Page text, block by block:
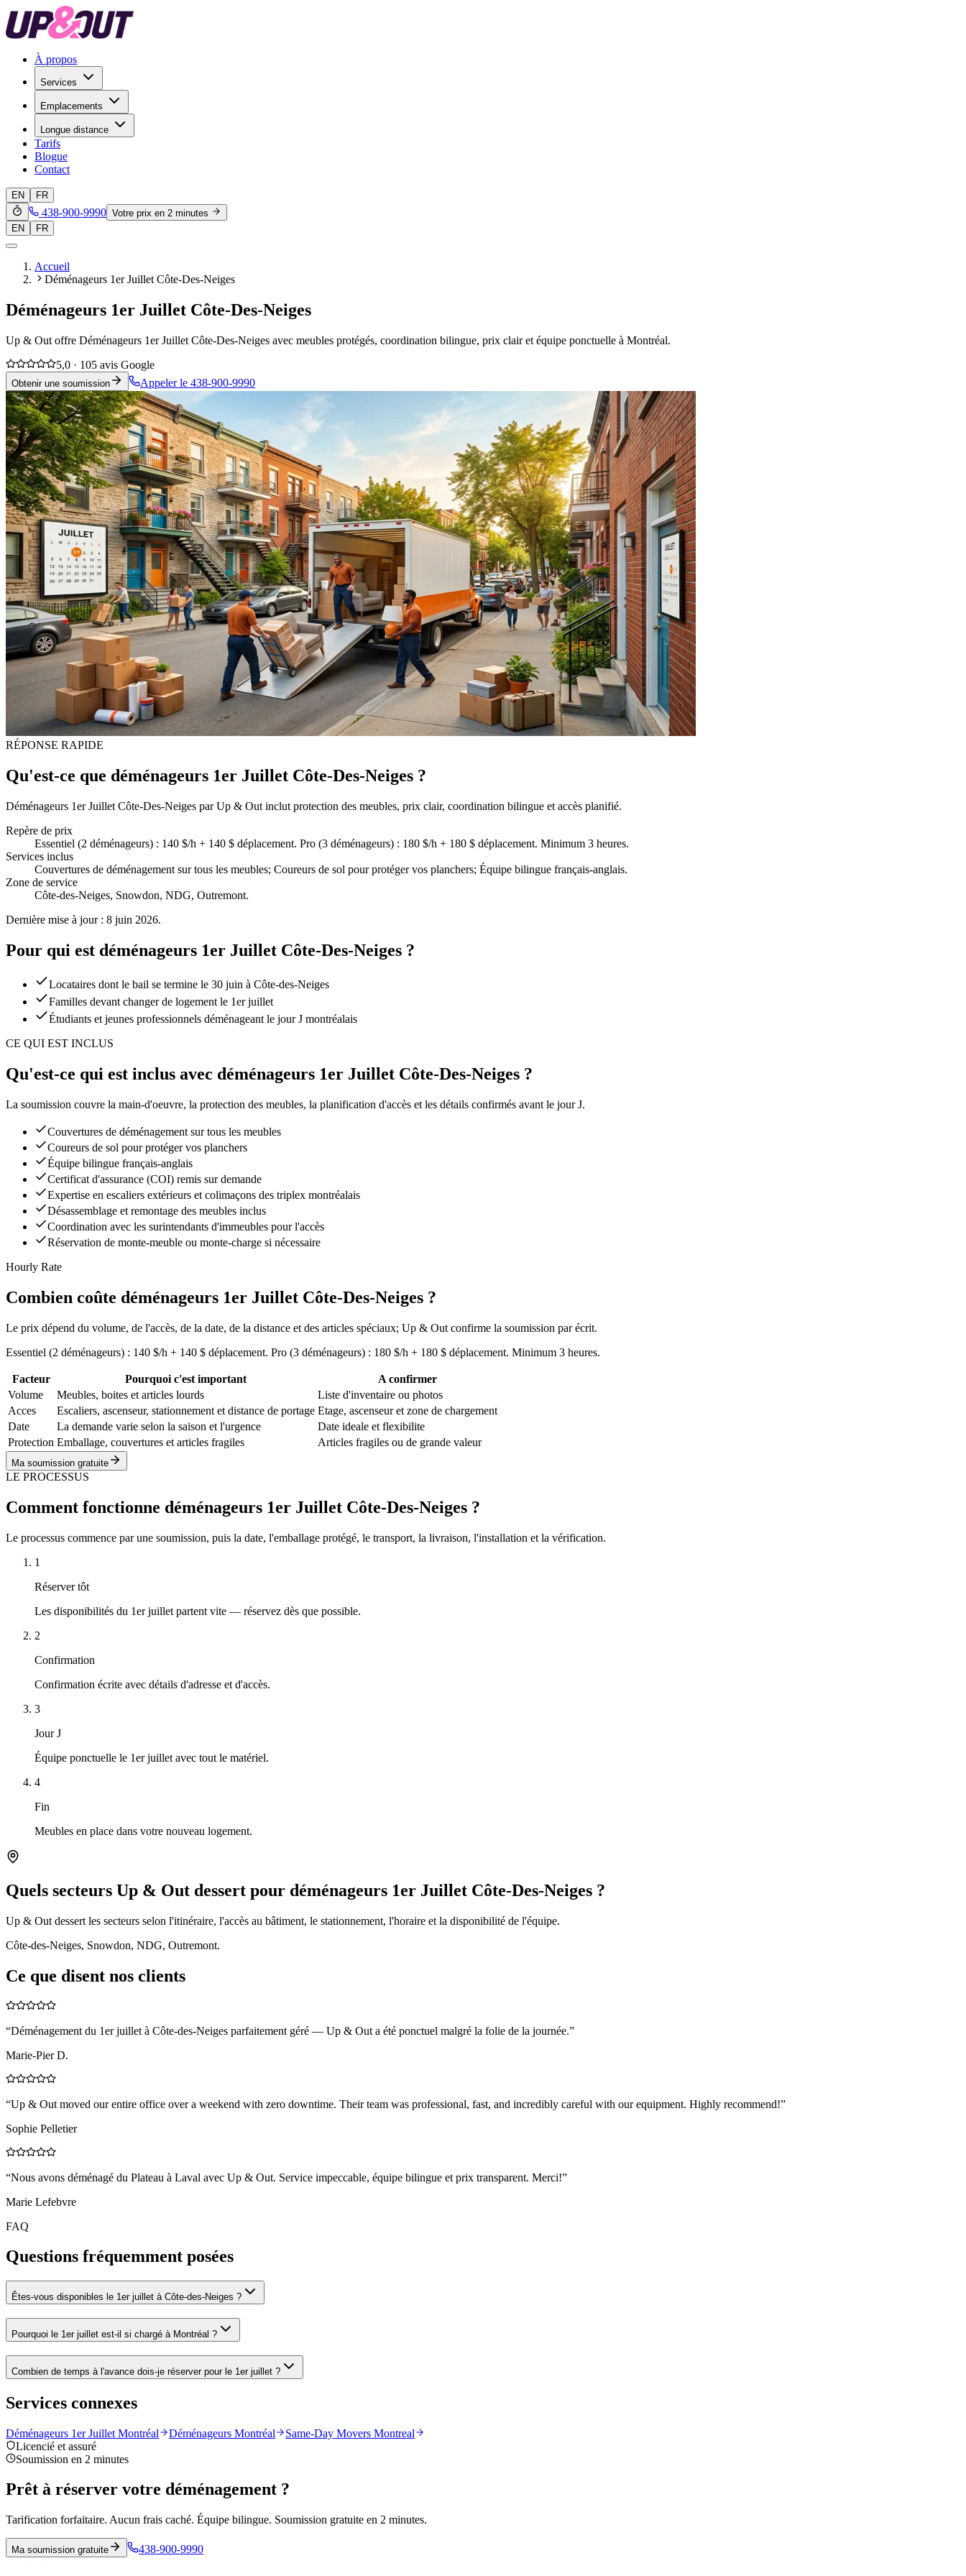
À propos
Services
Emplacements
Longue distance
Tarifs
Blogue
Contact
EN FR
438-900-9990 Votre prix en 2 minutes
EN
FR
Accueil
Déménageurs 1er Juillet Côte-Des-Neiges
Déménageurs 1er Juillet Côte-Des-Neiges
Up & Out offre Déménageurs 1er Juillet Côte-Des-Neiges avec meubles protégés, coordination bilingue, prix clair et équipe ponctuelle à Montréal.
5,0 · 105 avis Google
Obtenir une soumission Appeler le 438-900-9990
RÉPONSE RAPIDE
Qu'est-ce que déménageurs 1er Juillet Côte-Des-Neiges ?
Déménageurs 1er Juillet Côte-Des-Neiges par Up & Out inclut protection des meubles, prix clair, coordination bilingue et accès planifié.
Repère de prix
Essentiel (2 déménageurs) : 140 $/h + 140 $ déplacement. Pro (3 déménageurs) : 180 $/h + 180 $ déplacement. Minimum 3 heures.
Services inclus
Couvertures de déménagement sur tous les meubles; Coureurs de sol pour protéger vos planchers; Équipe bilingue français-anglais.
Zone de service
Côte-des-Neiges, Snowdon, NDG, Outremont.
Dernière mise à jour : 8 juin 2026.
Pour qui est déménageurs 1er Juillet Côte-Des-Neiges ?
Locataires dont le bail se termine le 30 juin à Côte-des-Neiges
Familles devant changer de logement le 1er juillet
Étudiants et jeunes professionnels déménageant le jour J montréalais
CE QUI EST INCLUS
Qu'est-ce qui est inclus avec déménageurs 1er Juillet Côte-Des-Neiges ?
La soumission couvre la main-d'oeuvre, la protection des meubles, la planification d'accès et les détails confirmés avant le jour J.
Couvertures de déménagement sur tous les meubles
Coureurs de sol pour protéger vos planchers
Équipe bilingue français-anglais
Certificat d'assurance (COI) remis sur demande
Expertise en escaliers extérieurs et colimaçons des triplex montréalais
Désassemblage et remontage des meubles inclus
Coordination avec les surintendants d'immeubles pour l'accès
Réservation de monte-meuble ou monte-charge si nécessaire
Hourly Rate
Combien coûte déménageurs 1er Juillet Côte-Des-Neiges ?
Le prix dépend du volume, de l'accès, de la date, de la distance et des articles spéciaux; Up & Out confirme la soumission par écrit.
Essentiel (2 déménageurs) : 140 $/h + 140 $ déplacement. Pro (3 déménageurs) : 180 $/h + 180 $ déplacement. Minimum 3 heures.
Facteur Pourquoi c'est important
A confirmer
Volume
Meubles, boites et articles lourds
Liste d'inventaire ou photos
Acces
Escaliers, ascenseur, stationnement et distance de portage Etage, ascenseur et zone de chargement
Date
La demande varie selon la saison et l'urgence
Date ideale et flexibilite
Protection Emballage, couvertures et articles fragiles Articles fragiles ou de grande valeur
Ma soumission gratuite
LE PROCESSUS
Comment fonctionne déménageurs 1er Juillet Côte-Des-Neiges ?
Le processus commence par une soumission, puis la date, l'emballage protégé, le transport, la livraison, l'installation et la vérification.
1
Réserver tôt
Les disponibilités du 1er juillet partent vite — réservez dès que possible.
2
Confirmation
Confirmation écrite avec détails d'adresse et d'accès.
3
Jour J
Équipe ponctuelle le 1er juillet avec tout le matériel.
4
Fin
Meubles en place dans votre nouveau logement.
Quels secteurs Up & Out dessert pour déménageurs 1er Juillet Côte-Des-Neiges ?
Up & Out dessert les secteurs selon l'itinéraire, l'accès au bâtiment, le stationnement, l'horaire et la disponibilité de l'équipe.
Côte-des-Neiges, Snowdon, NDG, Outremont.
Ce que disent nos clients
“Déménagement du 1er juillet à Côte-des-Neiges parfaitement géré — Up & Out a été ponctuel malgré la folie de la journée.”
Marie-Pier D.
“Up & Out moved our entire office over a weekend with zero downtime. Their team was professional, fast, and incredibly careful with our equipment. Highly recommend!”
Sophie Pelletier
“Nous avons déménagé du Plateau à Laval avec Up & Out. Service impeccable, équipe bilingue et prix transparent. Merci!”
Marie Lefebvre
FAQ
Questions fréquemment posées
Êtes-vous disponibles le 1er juillet à Côte-des-Neiges ?
Pourquoi le 1er juillet est-il si chargé à Montréal ?
Combien de temps à l'avance dois-je réserver pour le 1er juillet ?
Services connexes
Déménageurs 1er Juillet Montréal Déménageurs Montréal
Same-Day Movers Montreal
Licencié et assuré
Soumission en 2 minutes
Prêt à réserver votre déménagement ?
Tarification forfaitaire. Aucun frais caché. Équipe bilingue. Soumission gratuite en 2 minutes.
Ma soumission gratuite 438-900-9990